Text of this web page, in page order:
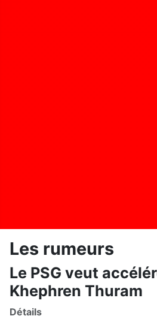
Les rumeurs
Le PSG veut
Khephren Thuram
Détails